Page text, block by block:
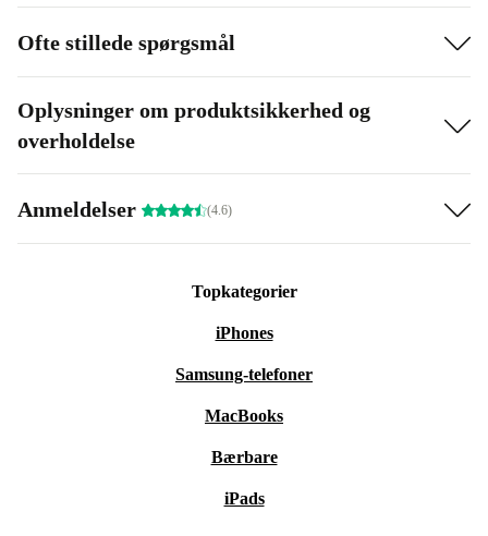
Ofte stillede spørgsmål
Oplysninger om produktsikkerhed og
overholdelse
Anmeldelser (4.6)
Topkategorier
iPhones
Samsung-telefoner
MacBooks
Bærbare
iPads